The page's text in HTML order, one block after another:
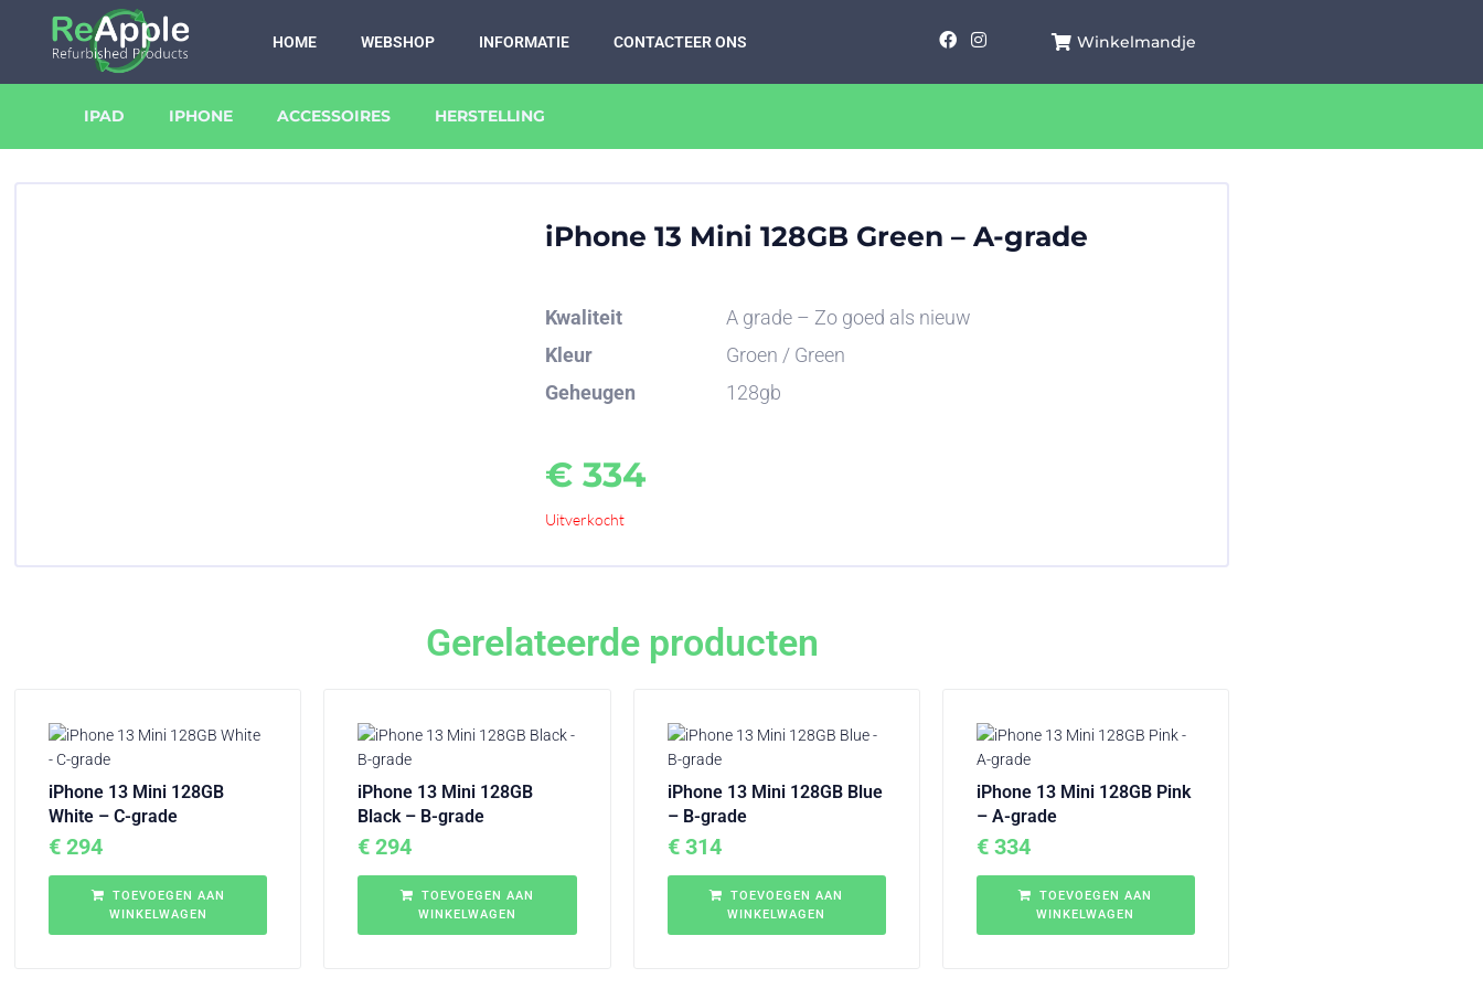
HOME WEBSHOP INFORMATIE CONTACTEER ONS Winkelmandje
IPAD IPHONE ACCESSOIRES HERSTELLING
iPhone 13 Mini 128GB Green – A-grade
Kwaliteit
A grade – Zo goed als nieuw
Kleur
Groen / Green
Geheugen
128gb
€334
Uitverkocht
Gerelateerde producten
iPhone 13 Mini 128GB
White – C-grade
€ 294
TOEVOEGEN AAN
WINKELWAGEN
iPhone 13 Mini 128GB
Black – B-grade
€ 294
TOEVOEGEN AAN
WINKELWAGEN
iPhone 13 Mini 128GB Blue
– B-grade
€314
TOEVOEGEN AAN
WINKELWAGEN
iPhone 13 Mini 128GB Pink
– A-grade
€334
TOEVOEGEN AAN
WINKELWAGEN